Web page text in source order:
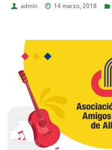
admin 14 marzo, 2018